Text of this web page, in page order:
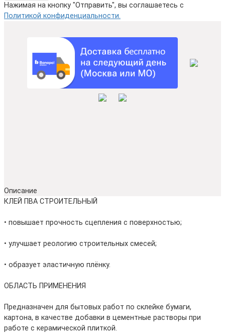
Нажимая на кнопку "Отправить", вы соглашаетесь с
Политикой конфиденциальности.
Описание
КЛЕЙ ПВА СТРОИТЕЛЬНЫЙ
• повышает прочность сцепления с поверхностью;
• улучшает реологию строительных смесей;
• образует эластичную плёнку.
ОБЛАСТЬ ПРИМЕНЕНИЯ
Предназначен для бытовых работ по склейке бумаги,
картона, в качестве добавки в цементные растворы при
работе с керамической плиткой.